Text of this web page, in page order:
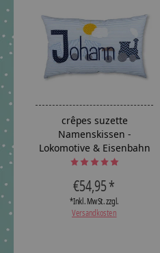
crêpes suzette
Namenskissen -
Lokomotive & Eisenbahn
The rating of this product is
€54,95 *
*Inkl. MwSt. zzgl.
Versandkosten